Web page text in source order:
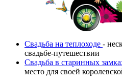
Свадьба на теплоходе -
свадьбе-путешествии
Свадьба в старинных
место для своей